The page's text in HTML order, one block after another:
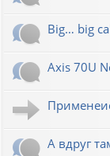
Big… big
Axis 70U
А вдруг